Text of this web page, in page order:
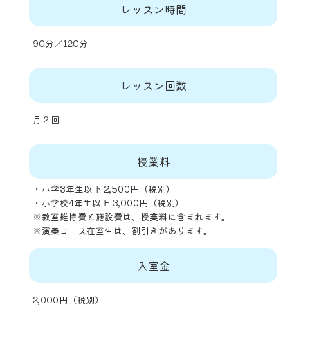
レッスン時間
90分／120分
レッスン回数
月２回
授業料
・小学3年生以下 2,500円（税別）
・小学校4年生以上 3,000円（税別）
※教室維持費と施設費は、授業料に含まれます。
※演奏コース在室生は、割引きがあります。
入室金
2,000円（税別）